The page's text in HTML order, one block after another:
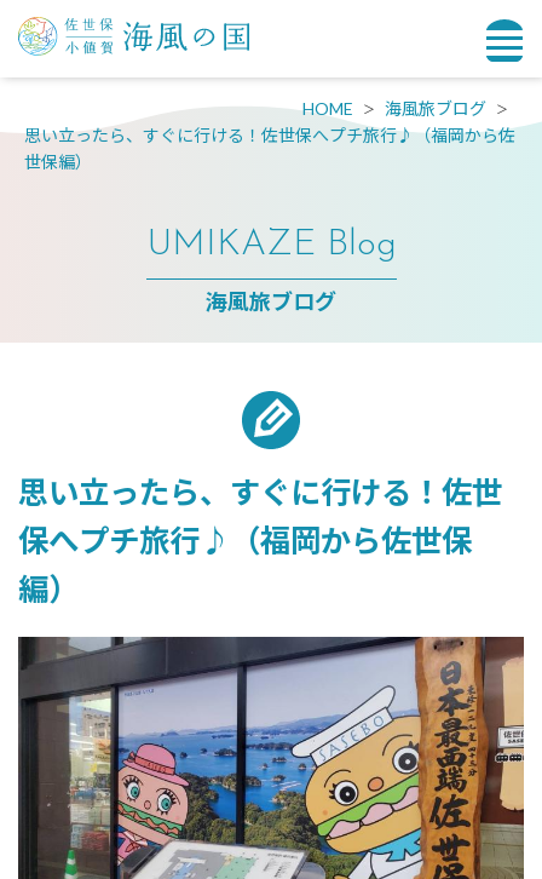
HOME
海風旅ブログ
思い立ったら、すぐに行ける！佐世保へプチ旅行♪（福岡から佐
世保編）
UMIKAZE Blog
海風旅ブログ
思い立ったら、すぐに行ける！佐世
保へプチ旅行♪（福岡から佐世保
編）